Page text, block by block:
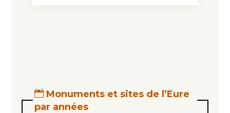
Monuments et sites de l’Eure
par années